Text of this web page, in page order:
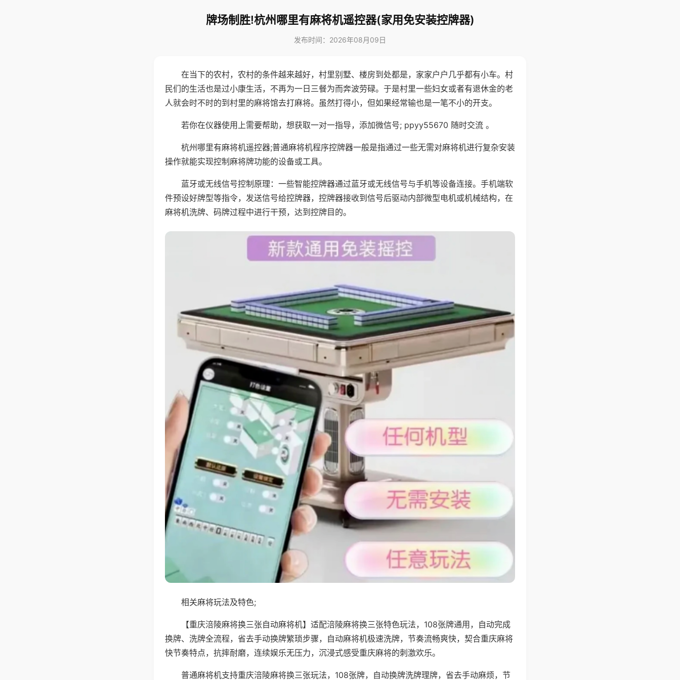
牌场制胜!杭州哪里有麻将机遥控器(家用免安装控牌器)
发布时间：2026年08月09日
在当下的农村，农村的条件越来越好，村里别墅、楼房到处都是，家家户户几乎都有小车。村
民们的生活也是过小康生活，不再为一日三餐为而奔波劳碌。于是村里一些妇女或者有退休金的老
人就会时不时的到村里的麻将馆去打麻将。虽然打得小，但如果经常输也是一笔不小的开支。
若你在仪器使用上需要帮助，想获取一对一指导，添加微信号; ppyy55670 随时交流 。
杭州哪里有麻将机遥控器;普通麻将机程序控牌器一般是指通过一些无需对麻将机进行复杂安装
操作就能实现控制麻将牌功能的设备或工具。
蓝牙或无线信号控制原理：一些智能控牌器通过蓝牙或无线信号与手机等设备连接。手机端软
件预设好牌型等指令，发送信号给控牌器，控牌器接收到信号后驱动内部微型电机或机械结构，在
麻将机洗牌、码牌过程中进行干预，达到控牌目的。
相关麻将玩法及特色;
【重庆涪陵麻将换三张自动麻将机】适配涪陵麻将换三张特色玩法，108张牌通用，自动完成
换牌、洗牌全流程，省去手动换牌繁琐步骤，自动麻将机极速洗牌，节奏流畅爽快，契合重庆麻将
快节奏特点，抗摔耐磨，连续娱乐无压力，沉浸式感受重庆麻将的刺激欢乐。
普通麻将机支持重庆涪陵麻将换三张玩法，108张牌，自动换牌洗牌理牌，省去手动麻烦，节